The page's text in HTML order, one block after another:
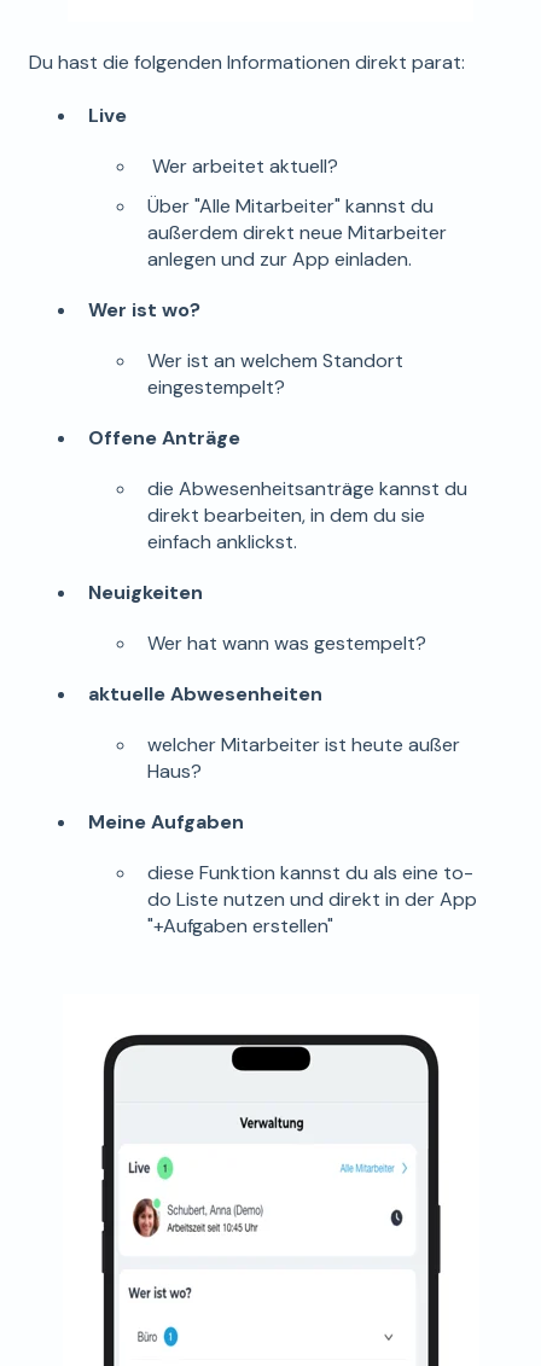
Du hast die folgenden Informationen direkt parat:
Live
Wer arbeitet aktuell?
Über "Alle Mitarbeiter" kannst du
außerdem direkt neue Mitarbeiter
anlegen und zur App einladen.
Wer ist wo?
Wer ist an welchem Standort
eingestempelt?
Offene Anträge
die Abwesenheitsanträge kannst du
direkt bearbeiten, in dem du sie
einfach anklickst.
Neuigkeiten
Wer hat wann was gestempelt?
aktuelle Abwesenheiten
welcher Mitarbeiter ist heute außer
Haus?
Meine Aufgaben
diese Funktion kannst du als eine to-
do Liste nutzen und direkt in der App
"+Aufgaben erstellen"